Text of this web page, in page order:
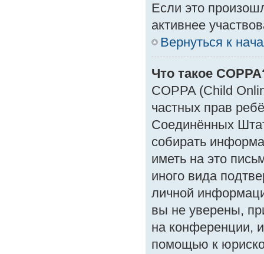
Если это
активнее
Вернуться к
Что такое
COPPA (Child
частных прав
Соединённых
собирать
иметь на это
иного вида
личной
вы не уверены,
на конференции,
помощью к